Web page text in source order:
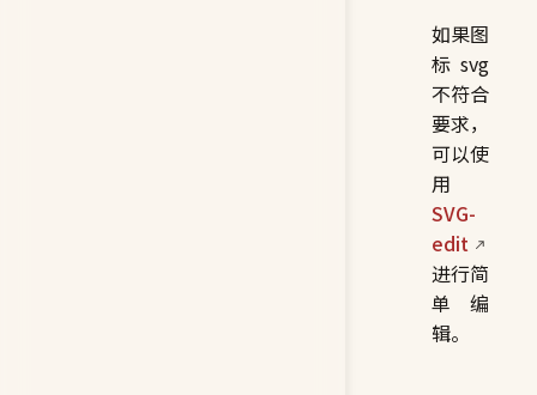
如果图
标 svg
不符合
要求，
可以使
用
SVG-
edit
进行简
单编
辑。